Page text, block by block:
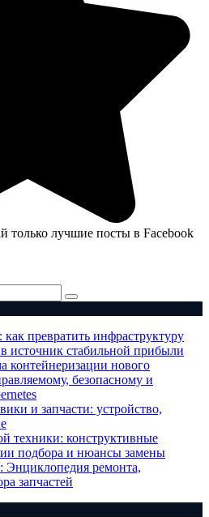
только лучшие посты в Facebook
превратить инфраструктуру
источник стабильной прибыли
контейнеризации нового
безопасному и
и запчасти: устройство,
техники: конструктивные
подбора и нюансы замены
ремонта,
запчастей